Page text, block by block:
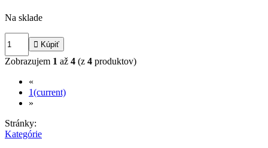
Na sklade
 Kúpiť
Zobrazujem 1 až 4 (z 4 produktov)
«
1(current)
»
Stránky:
Kategórie